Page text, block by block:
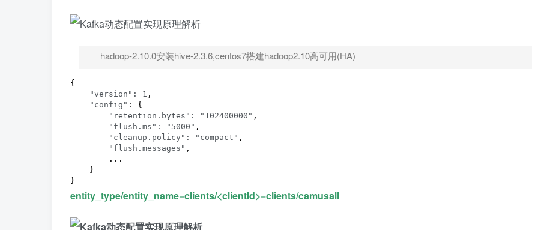
hadoop-2.10.0安装hive-2.3.6,centos7搭建hadoop2.10高可用(HA)
{
"version": 1 ,
"config" : {
"retention.bytes": "102400000" ,
"flush.ms": "5000" ,
"cleanup.policy": "compact" ,
"flush.messages" ,
        ...
    }
}
entity_type/entity_name=clients/<clientId>=clients/camusall